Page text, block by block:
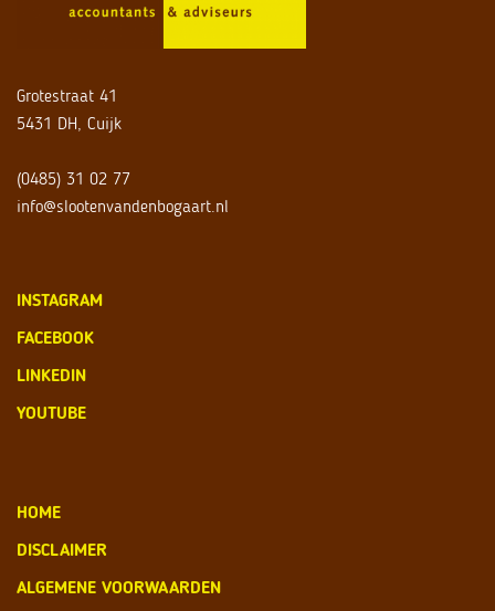
Grotestraat 41
5431 DH, Cuijk
(0485) 31 02 77
info@slootenvandenbogaart.nl
INSTAGRAM
FACEBOOK
LINKEDIN
YOUTUBE
HOME
DISCLAIMER
ALGEMENE VOORWAARDEN